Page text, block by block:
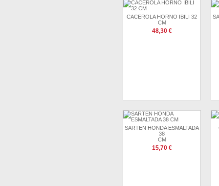
CACEROLA HORNO IBILI 32
CM
48,30 €
SARTEN HONDA ESMALTADA
38
CM
15,70 €